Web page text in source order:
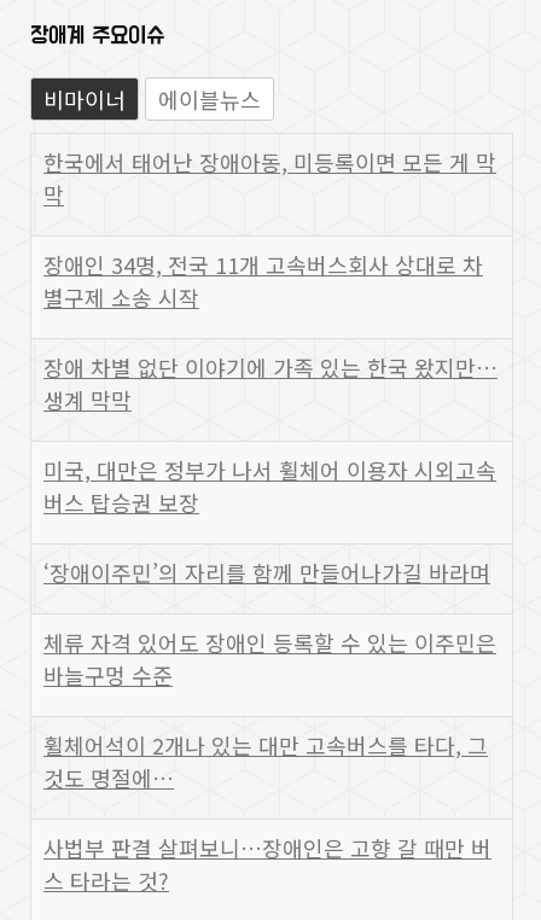
장애계 주요이슈
비마이너
에이블뉴스
한국에서 태어난 장애아동, 미등록이면 모든 게 막
막
장애인 34명, 전국 11개 고속버스회사 상대로 차
별구제 소송 시작
장애 차별 없단 이야기에 가족 있는 한국 왔지만…
생계 막막
미국, 대만은 정부가 나서 휠체어 이용자 시외고속
버스 탑승권 보장
‘장애이주민’의 자리를 함께 만들어나가길 바라며
체류 자격 있어도 장애인 등록할 수 있는 이주민은
바늘구멍 수준
휠체어석이 2개나 있는 대만 고속버스를 타다, 그
것도 명절에…
사법부 판결 살펴보니…장애인은 고향 갈 때만 버
스 타라는 것?